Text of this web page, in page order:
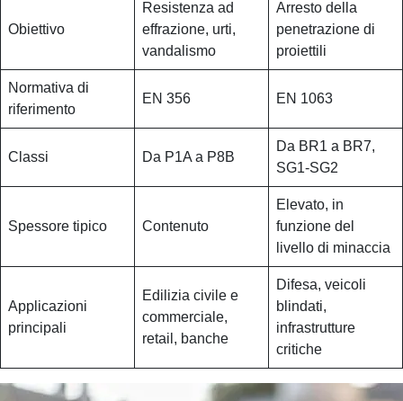
Obiettivo
Resistenza ad
effrazione, urti,
vandalismo
Arresto della
penetrazione di
proiettili
Normativa di
riferimento
EN 356 EN 1063
Classi Da P1A a P8B
Da BR1 a BR7,
SG1-SG2
Spessore tipico Contenuto
Elevato, in
funzione del
livello di minaccia
Applicazioni
principali
Edilizia civile e
commerciale,
retail, banche
Difesa, veicoli
blindati,
infrastrutture
critiche